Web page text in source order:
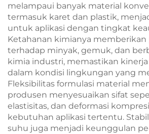
melampaui banyak material
termasuk karet dan plastik,
untuk aplikasi dengan tingkat
Ketahanan kimianya
terhadap minyak, gemuk, dan
kimia industri, memastikan
dalam kondisi lingkungan yang
Fleksibilitas formulasi material
produsen menyesuaikan sifat
elastisitas, dan deformasi
kebutuhan aplikasi tertentu.
suhu juga menjadi keunggulan